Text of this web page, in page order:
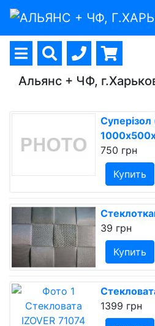
Альянс + ЧФ,
Суперізол
750 грн
Купить
39 грн
Купить
1399 грн